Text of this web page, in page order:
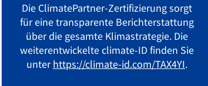
Die ClimatePartner-Zertifizierung sorgt
für eine transparente Berichterstattung
über die gesamte Klimastrategie. Die
weiterentwickelte climate-ID finden Sie
unterhttps://climate-id.com/TAX4YI.